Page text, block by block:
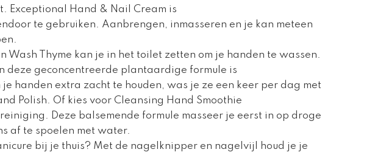
Exceptional Hand & Nail Cream is
te gebruiken. Aanbrengen, inmasseren en je kan meteen
Wash Thyme kan je in het toilet zetten om je handen te wassen.
deze geconcentreerde plantaardige formule is
handen extra zacht te houden, was je ze een keer per dag met
Polish. Of kies voor Cleansing Hand Smoothie
Deze balsemende formule masseer je eerst in op droge
af te spoelen met water.
bij je thuis? Met de nagelknipper en nagelvijl houd je je